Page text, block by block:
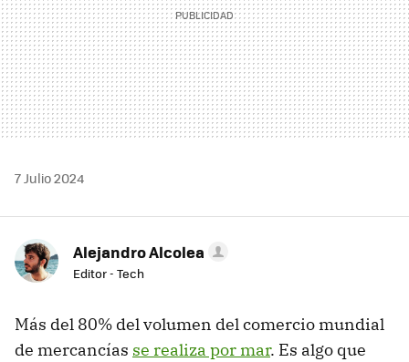
7 Julio 2024
Alejandro Alcolea
Editor - Tech
Más del 80% del volumen del comercio mundial
de mercancías se realiza por mar. Es algo que